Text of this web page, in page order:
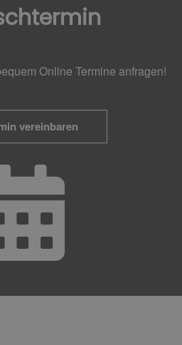
Online Termine anfragen!
vereinbaren